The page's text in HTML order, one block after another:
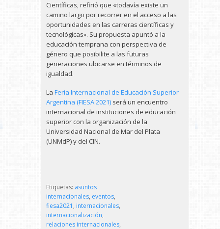
Científicas, refirió que «todavía existe un
camino largo por recorrer en el acceso a las
oportunidades en las carreras científicas y
tecnológicas». Su propuesta apuntó a la
educación temprana con perspectiva de
género que posibilite a las futuras
generaciones ubicarse en términos de
igualdad.
La Feria Internacional de Educación Superior
Argentina (FIESA 2021) será un encuentro
internacional de instituciones de educación
superior con la organización de la
Universidad Nacional de Mar del Plata
(UNMdP) y del CIN.
Etiquetas: asuntos
internacionales, eventos,
fiesa2021 , internacionales,
internacionalización,
relaciones internacionales,